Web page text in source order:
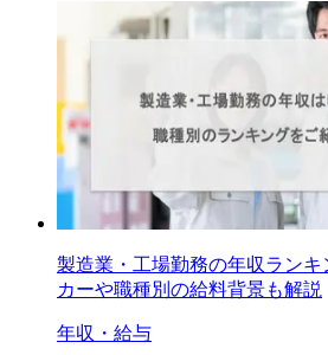
製造業・工場勤務の年収ラン
カーや職種別の給料背景も解説
年収・給与